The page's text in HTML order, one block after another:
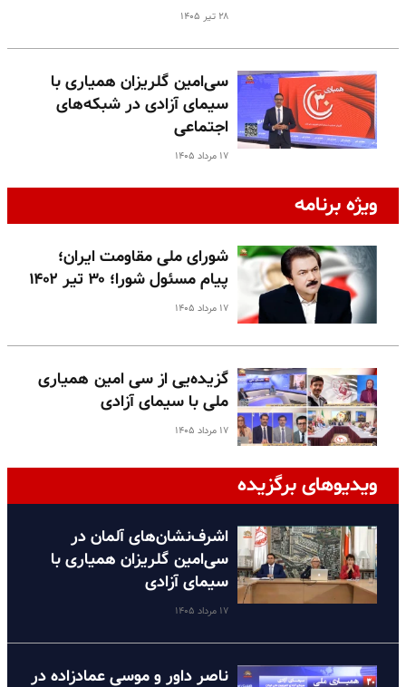
۲۸ تیر ۱۴۰۵
سی‌امین گلریزان همیاری با
سیمای آزادی در شبکه‌های
اجتماعی
۱۷ مرداد ۱۴۰۵
ویژه برنامه
شورای ملی مقاومت ایران؛
پیام مسئول شورا؛ ۳۰ تیر ۱۴۰۲
۱۷ مرداد ۱۴۰۵
گزیده‌یی از سی امین همیاری
ملی با سیمای آزادی
۱۷ مرداد ۱۴۰۵
ویدیوهای برگزیده
اشرف‌نشان‌های آلمان در
سی‌امین گلریزان همیاری با
سیمای آزادی
۱۷ مرداد ۱۴۰۵
ناصر داور و موسی عمادزاده در